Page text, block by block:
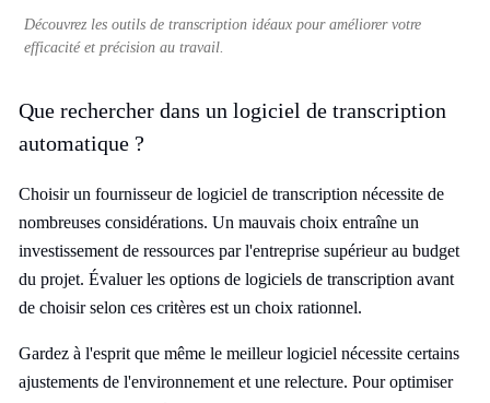
Découvrez les outils de transcription idéaux pour améliorer votre
efficacité et précision au travail.
Que rechercher dans un logiciel de transcription
automatique ?
Choisir un fournisseur de logiciel de transcription nécessite de
nombreuses considérations. Un mauvais choix entraîne un
investissement de ressources par l'entreprise supérieur au budget
du projet. Évaluer les options de logiciels de transcription avant
de choisir selon ces critères est un choix rationnel.
Gardez à l'esprit que même le meilleur logiciel nécessite certains
ajustements de l'environnement et une relecture. Pour optimiser